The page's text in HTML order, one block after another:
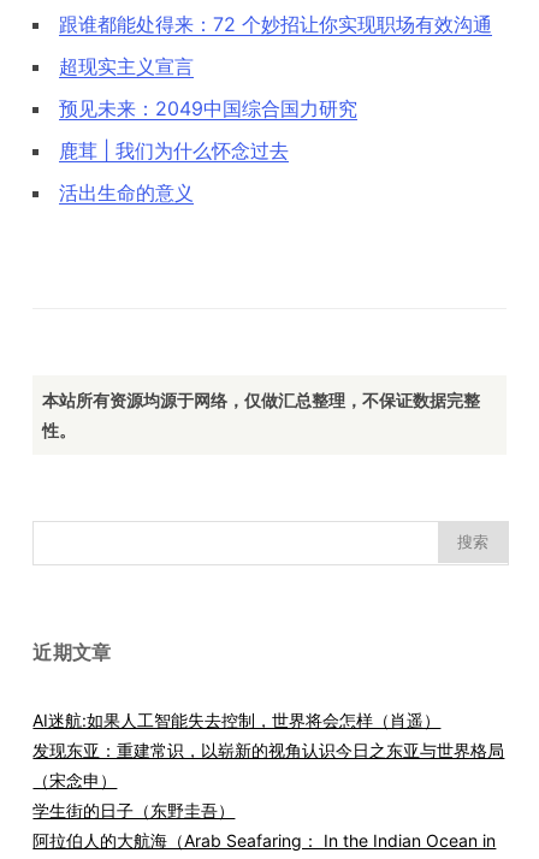
跟谁都能处得来：72 个妙招让你实现职场有效沟通
超现实主义宣言
预见未来：2049中国综合国力研究
鹿茸 | 我们为什么怀念过去
活出生命的意义
本站所有资源均源于网络，仅做汇总整理，不保证数据完整
性。
索：
近期文章
AI迷航:如果人工智能失去控制，世界将会怎样（肖遥）
发现东亚：重建常识，以崭新的视角认识今日之东亚与世界格局
（宋念申）
学生街的日子（东野圭吾）
阿拉伯人的大航海（Arab Seafaring： In the Indian Ocean in